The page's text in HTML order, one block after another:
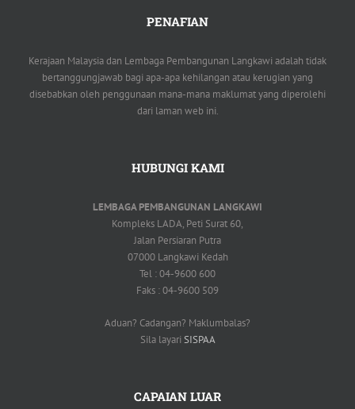
PENAFIAN
Kerajaan Malaysia dan Lembaga Pembangunan Langkawi adalah tidak
bertanggungjawab bagi apa-apa kehilangan atau kerugian yang
disebabkan oleh penggunaan mana-mana maklumat yang diperolehi
dari laman web ini.
HUBUNGI KAMI
LEMBAGA PEMBANGUNAN LANGKAWI
Kompleks LADA, Peti Surat 60,
Jalan Persiaran Putra
07000 Langkawi Kedah
Tel : 04-9600 600
Faks : 04-9600 509
Aduan? Cadangan? Maklumbalas?
Sila layari SISPAA
CAPAIAN LUAR